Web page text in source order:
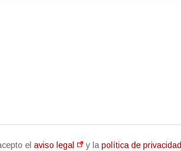
elaviso legal y lapolítica de privacidad